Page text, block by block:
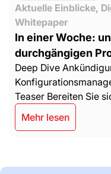
Aktuelle Einblicke,
Whitepaper
In einer Woche:
durchgängigen
Deep Dive
Teaser Bereiten Sie
Mehr lesen